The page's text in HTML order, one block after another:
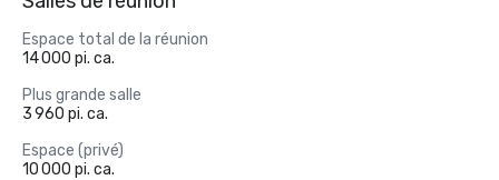
Espace total de la réunion
14 000 pi. ca.
Plus grande salle
3 960 pi. ca.
Espace (privé)
10 000 pi. ca.